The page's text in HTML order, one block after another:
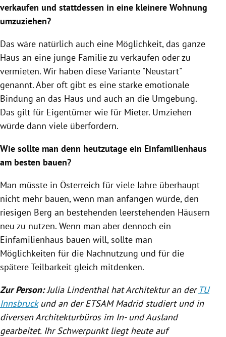
verkaufen und stattdessen in eine kleinere Wohnung
umzuziehen?
Das wäre natürlich auch eine Möglichkeit, das ganze
Haus an eine junge Familie zu verkaufen oder zu
vermieten. Wir haben diese Variante "Neustart"
genannt. Aber oft gibt es eine starke emotionale
Bindung an das Haus und auch an die Umgebung.
Das gilt für Eigentümer wie für Mieter. Umziehen
würde dann viele überfordern.
Wie sollte man denn heutzutage ein Einfamilienhaus
am besten bauen?
Man müsste in Österreich für viele Jahre überhaupt
nicht mehr bauen, wenn man anfangen würde, den
riesigen Berg an bestehenden leerstehenden Häusern
neu zu nutzen. Wenn man aber dennoch ein
Einfamilienhaus bauen will, sollte man
Möglichkeiten für die Nachnutzung und für die
spätere Teilbarkeit gleich mitdenken.
Zur Person: Julia Lindenthalhat Architektur an der TU
Innsbruckund an der ETSAM Madrid studiert und in
diversen Architekturbüros im In- und Ausland
gearbeitet. Ihr Schwerpunkt liegt heute auf